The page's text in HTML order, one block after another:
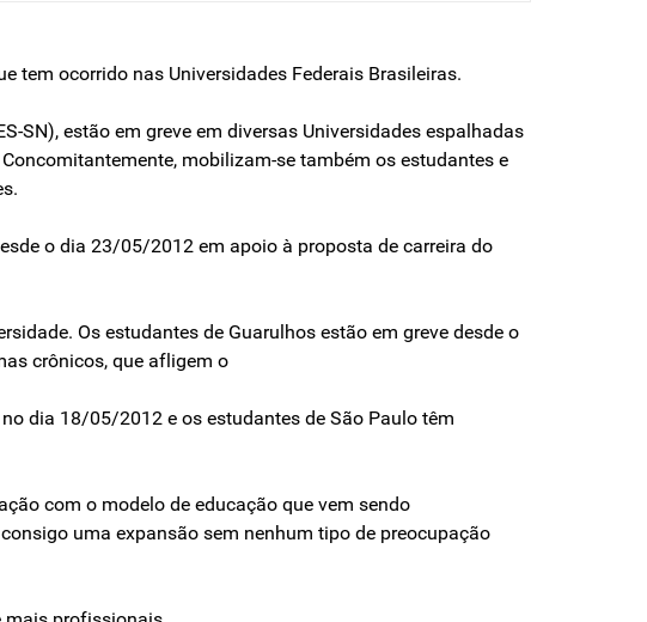
tem ocorrido nas Universidades Federais Brasileiras.
SN), estão em greve em diversas Universidades espalhadas
mobilizam-se também os estudantes e
o dia 23/05/2012 em apoio à proposta de carreira do
Os estudantes de Guarulhos estão em greve desde o
crônicos, que afligem o
dia 18/05/2012 e os estudantes de São Paulo têm
com o modelo de educação que vem sendo
uma expansão sem nenhum tipo de preocupação